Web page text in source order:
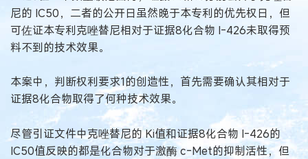
尼的 IC50，二者的公开日虽然晚于本专利的优先权日，但
可佐证本专利克唑替尼相对于证据8化合物 I-426未取得预
料不到的技术效果。
本案中，判断权利要求1的创造性，首先需要确认其相对于
证据8化合物取得了何种技术效果。
尽管引证文件中克唑替尼的 Ki值和证据8化合物 I-426的
IC50值反映的都是化合物对于激酶 c-Met的抑制活性，但